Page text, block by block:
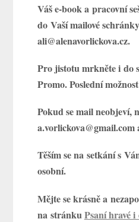
Váš e-book a pracovní
do Vaší mailové
ali@alenavorlickova.cz.
Pro jistotu mrkněte i do
Promo. Poslední
Pokud se mail neobjeví,
Těším se na setkání s
osobní.
Mějte se krásně a
na stránku Psaní hravé i